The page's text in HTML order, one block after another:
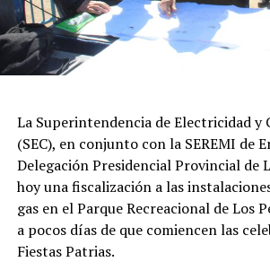
La Superintendencia de Electricidad y
(SEC), en conjunto con la SEREMI de
Delegación Presidencial Provincial de
hoy una fiscalización a las
gas en el Parque Recreacional de Los
a pocos días de que comiencen las
Fiestas Patrias.